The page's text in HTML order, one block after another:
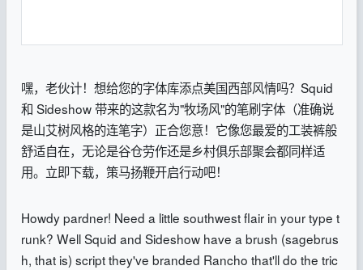
嘿，老伙计！想给您的字体库添点美国西部风情吗？Squid
和 Sideshow 带来的这款名为"牧场风"的笔刷字体（准确说
是山艾树风格的连笔字）正合您意！它像您最爱的工装裤般
舒适自在，无论是谷仓劳作还是乡村俱乐部聚会都同样适
用。立即下载，策马扬鞭开启行动吧！
Howdy pardner! Need a little southwest flair in your type t
runk? Well Squid and Sideshow have a brush (sagebrus
h, that is) script they've branded Rancho that'll do the tric